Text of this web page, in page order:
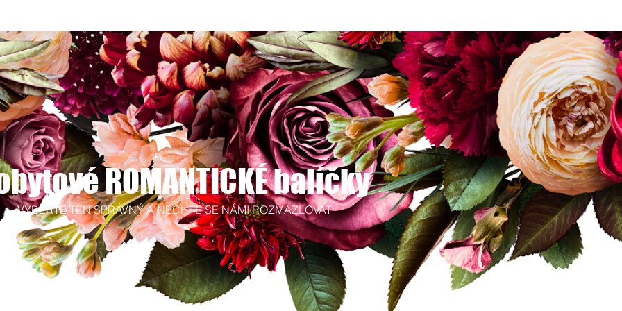
ROMANTICKÉ balíčky
VYBERTE TEN SPRÁVNÝ A NECHTE SE NÁMI ROZMAZLOVAT